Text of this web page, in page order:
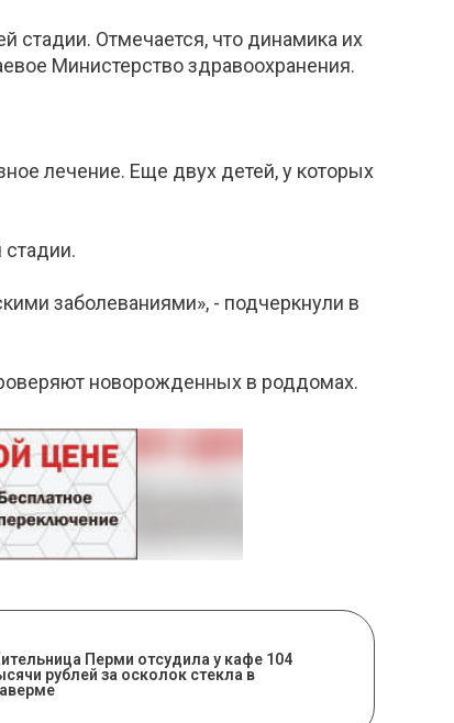
стадии. Отмечается, что динамика их
Министерство здравоохранения.
лечение. Еще двух детей, у которых
заболеваниями», - подчеркнули в
новорожденных в роддомах.
Перми отсудила у кафе 104
рублей за осколок стекла в